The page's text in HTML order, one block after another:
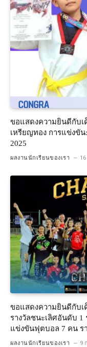
ขอแสดงความยินดีกับเ
เหรียญทอง การแข่งขัน:
2025
ผลงานนักเรียนของเรา
ขอแสดงความยินดีกับ
รางวัลชนะเลิศอันดับ 1
แข่งขันฟุตบอล 7 คน ร
ผลงานนักเรียนของเรา 9